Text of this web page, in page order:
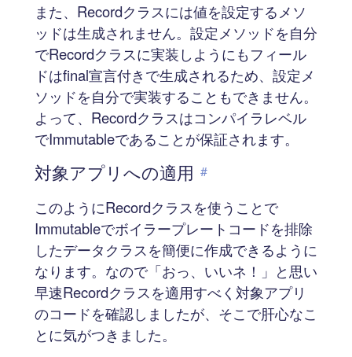
また、Recordクラスには値を設定するメソ
ッドは生成されません。設定メソッドを自分
でRecordクラスに実装しようにもフィール
ドはfinal宣言付きで生成されるため、設定メ
ソッドを自分で実装することもできません。
よって、Recordクラスはコンパイラレベル
でImmutableであることが保証されます。
対象アプリへの適用 #
このようにRecordクラスを使うことで
Immutableでボイラープレートコードを排除
したデータクラスを簡便に作成できるように
なります。なので「おっ、いいネ！」と思い
早速Recordクラスを適用すべく対象アプリ
のコードを確認しましたが、そこで肝心なこ
とに気がつきました。